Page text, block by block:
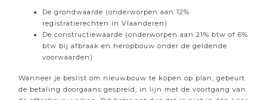
De grondwaarde (onderworpen aan 12%
registratierechten in Vlaanderen)
De constructiewaarde (onderworpen aan 21% btw of 6%
btw bij afbraak en heropbouw onder de geldende
voorwaarden)
Wanneer je beslist om nieuwbouw te kopen op plan, gebeurt
de betaling doorgaans gespreid, in lijn met de voortgang van